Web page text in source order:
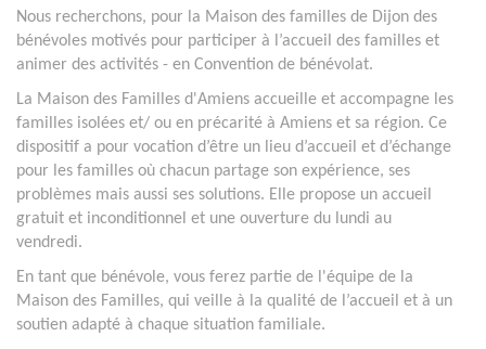
Nous recherchons, pour la Maison des familles de Dijon des
bénévoles motivés pour participer à l’accueil des familles et
animer des activités - en Convention de bénévolat.
La Maison des Familles d'Amiens accueille et accompagne les
familles isolées et/ ou en précarité à Amiens et sa région. Ce
dispositif a pour vocation d’être un lieu d’accueil et d’échange
pour les familles où chacun partage son expérience, ses
problèmes mais aussi ses solutions. Elle propose un accueil
gratuit et inconditionnel et une ouverture du lundi au
vendredi.
En tant que bénévole, vous ferez partie de l'équipe de la
Maison des Familles, qui veille à la qualité de l’accueil et à un
soutien adapté à chaque situation familiale.